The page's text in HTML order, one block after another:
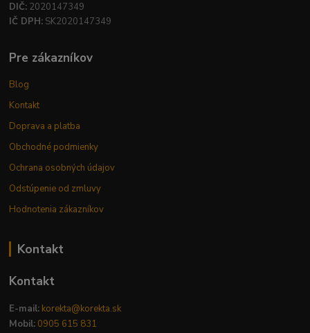
DIČ: 2020147349
IČ DPH: SK2020147349
Pre zákazníkov
Blog
Kontakt
Doprava a platba
Obchodné podmienky
Ochrana osobných údajov
Odstúpenie od zmluvy
Hodnotenia zákazníkov
Kontakt
Kontakt
E-mail: korekta@korekta.sk
Mobil: 0905 615 831